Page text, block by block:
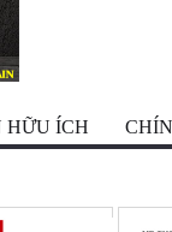
HỮU ÍCH